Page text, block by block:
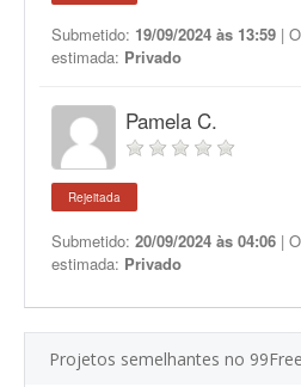
Submetido: 19/09/2024 às 13:59 |
estimada: Privado
Pamela C.
Rejeitada
Submetido: 20/09/2024 às 04:06 |
estimada: Privado
Projetos semelhantes no